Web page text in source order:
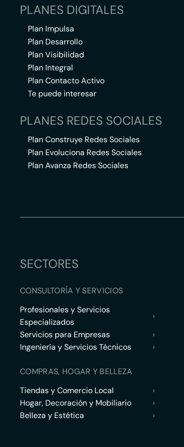
PLANES DIGITALES
Plan Impulsa
Plan Desarrollo
Plan Visibilidad
Plan Integral
Plan Contacto Activo
Te puede interesar
PLANES REDES SOCIALES
Plan Construye Redes Sociales
Plan Evoluciona Redes Sociales
Plan Avanza Redes Sociales
SECTORES
CONSULTORÍA Y SERVICIOS
Profesionales y Servicios
Especializados
›
Servicios para Empresas
›
Ingeniería y Servicios Técnicos
›
COMPRAS, HOGAR Y BELLEZA
Tiendas y Comercio Local
›
Hogar, Decoración y Mobiliario
›
Belleza y Estética
›